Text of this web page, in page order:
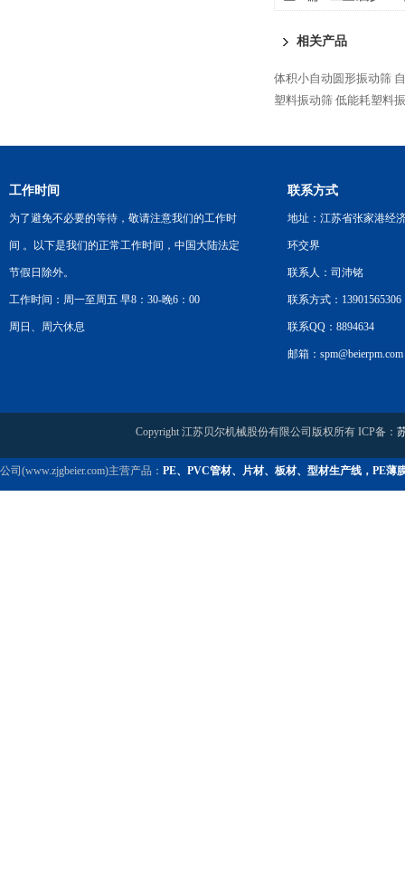
相关产品
体积小自动圆形振动筛
塑料振动筛 低能耗塑料
工作时间
为了避免不必要的等待，敬请注意我们的工作时
间 。以下是我们的正常工作时间，中国大陆法定
节假日除外。
工作时间：周一至周五 早8：30-晚6：00
周日、周六休息
联系方式
地址：江苏省张家港经
环交界
联系人：司沛铭
联系方式：13901565306
联系QQ：8894634
邮箱：spm@beierpm.com
Copyright 江苏贝尔机械股份有限公司版权所有 ICP备：
公司(www.zjgbeier.com)主营产品： PE、PVC管材、片材、板材、型材生产线，PE薄